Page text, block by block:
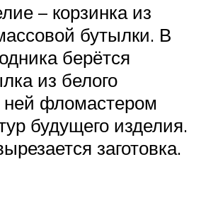
– корзинка из
бутылки. В
берётся
из белого
ней фломастером
будущего изделия.
заготовка.